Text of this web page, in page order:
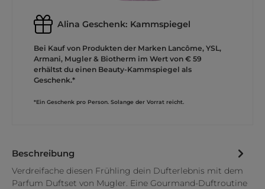
Alina Geschenk: Kammspiegel
Bei Kauf von Produkten der Marken Lancôme, YSL,
Armani, Mugler & Biotherm im Wert von € 59
erhältst du einen Beauty-Kammspiegel als
Geschenk.*
*Ein Geschenk pro Person. Solange der Vorrat reicht.
Beschreibung
Verdreifache diesen Frühling dein Dufterlebnis mit dem
Parfum Duftset von Mugler. Eine Gourmand-Duftroutine